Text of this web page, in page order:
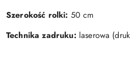
Szerokość rolki: 50 cm
Technika zadruku: laserowa